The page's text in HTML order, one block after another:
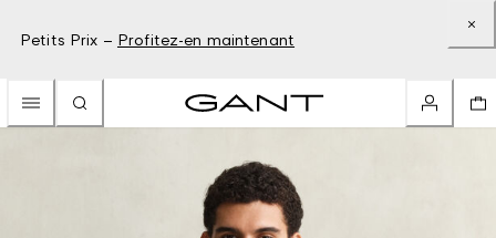
Petits Prix – Profitez-en maintenant